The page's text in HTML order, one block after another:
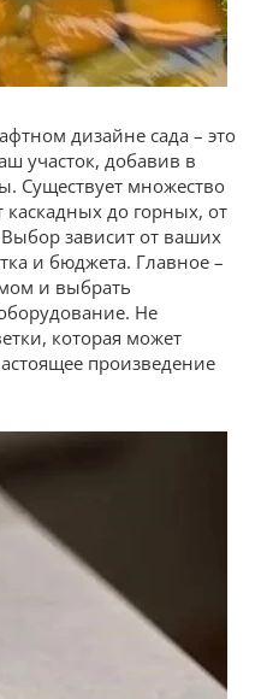
дизайне сада – это
участок, добавив в
Существует множество
до горных, от
зависит от ваших
и бюджета. Главное –
и выбрать
Не
которая может
произведение